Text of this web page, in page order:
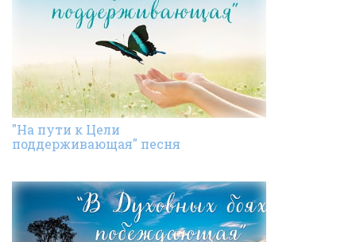
"На пути к Цели
поддерживающая" песня